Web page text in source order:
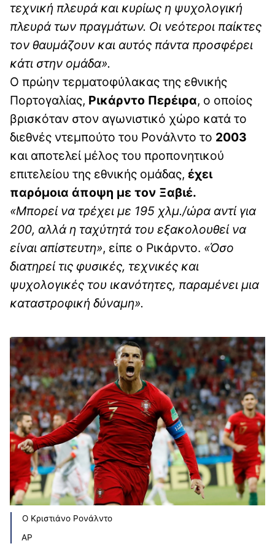
τεχνική πλευρά και κυρίως η ψυχολογική
πλευρά των πραγμάτων. Οι νεότεροι παίκτες
τον θαυμάζουν και αυτός πάντα προσφέρει
κάτι στην ομάδα».
Ο πρώην τερματοφύλακας της εθνικής
Πορτογαλίας, Ρικάρντο Περέιρα, ο οποίος
βρισκόταν στον αγωνιστικό χώρο κατά το
διεθνές ντεμπούτο του Ρονάλντο το 2003
και αποτελεί μέλος του προπονητικού
επιτελείου της εθνικής ομάδας, έχει
παρόμοια άποψη με τον Ξαβιέ.
«Μπορεί να τρέχει με 195 χλμ./ώρα αντί για
200, αλλά η ταχύτητά του εξακολουθεί να
είναι απίστευτη», είπε ο Ρικάρντο. «Όσο
διατηρεί τις φυσικές, τεχνικές και
ψυχολογικές του ικανότητες, παραμένει μια
καταστροφική δύναμη».
Ο Κριστιάνο Ρονάλντο
AP